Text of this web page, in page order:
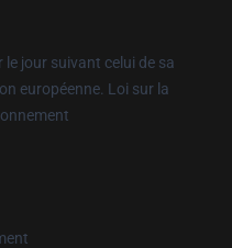
jour suivant celui de sa
européenne. Loi sur la